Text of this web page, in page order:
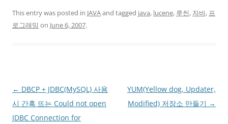
This entry was posted in JAVAand tagged java, lucene, 루씬, 자바, 프
로그래밍 on June 6, 2007.
Post
navigation
← DBCP + JDBC(MySQL) 사용
시 간혹 뜨는 Could not open
JDBC Connection for
YUM(Yellow dog, Updater,
Modified) 저장소 만들기 →